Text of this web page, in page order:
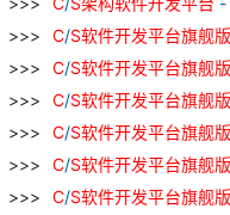
C/S软件开发平台旗舰版
C/S软件开发平台旗舰版
C/S软件开发平台旗舰版
C/S软件开发平台旗舰版
C/S软件开发平台旗舰版
C/S软件开发平台旗舰版